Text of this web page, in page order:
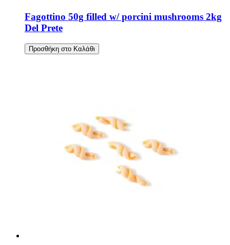
Fagottino 50g filled w/ porcini mushrooms 2kg
Del Prete
Προσθήκη στο Καλάθι